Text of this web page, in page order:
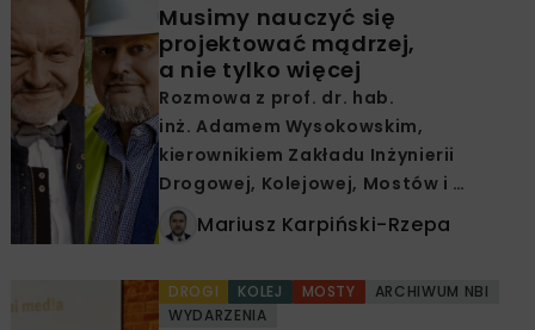
Musimy nauczyć się
projektować mądrzej,
a nie tylko więcej
Rozmowa z prof. dr. hab.
inż. Adamem Wysokowskim,
kierownikiem Zakładu Inżynierii
Drogowej, Kolejowej, Mostów i …
Mariusz Karpiński-Rzepa
DROGI KOLEJ MOSTY
ARCHIWUM NBI
WYDARZENIA